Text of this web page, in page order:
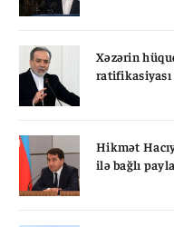
Xəzərin
Hikmət
ilə bağlı